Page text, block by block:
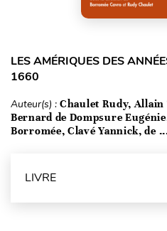
LES AMÉRIQUES DES
1660
Auteur(s) : Chaulet Rudy,
Bernard de Dompsure
Borromée, Clavé Yannick, de
LIVRE